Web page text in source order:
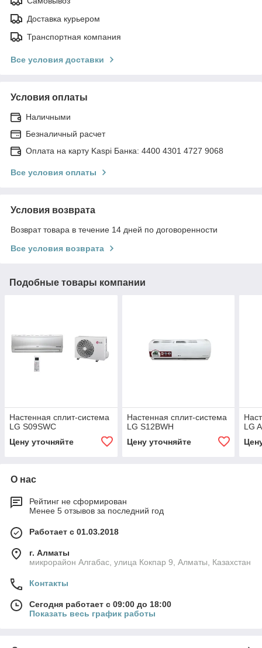
Доставка курьером
Транспортная компания
Все условия доставки
Условия оплаты
Наличными
Безналичный расчет
Оплата на карту Kaspi Банка: 4400 4301 4727 9068
Все условия оплаты
Условия возврата
Возврат товара в течение 14 дней по договоренности
Все условия возврата
Подобные товары компании
Настенная сплит-система
LG S09SWC
Цену уточняйте
Настенная сплит-система
LG S12BWH
Цену уточняйте
LG
О нас
Рейтинг не сформирован
Менее 5 отзывов за последний год
Работает с 01.03.2018
г. Алматы
микрорайон Алгабас, улица Кокпар 9, Алматы, Казахстан
Контакты
Сегодня работает с 09:00 до 18:00
Показать весь график работы